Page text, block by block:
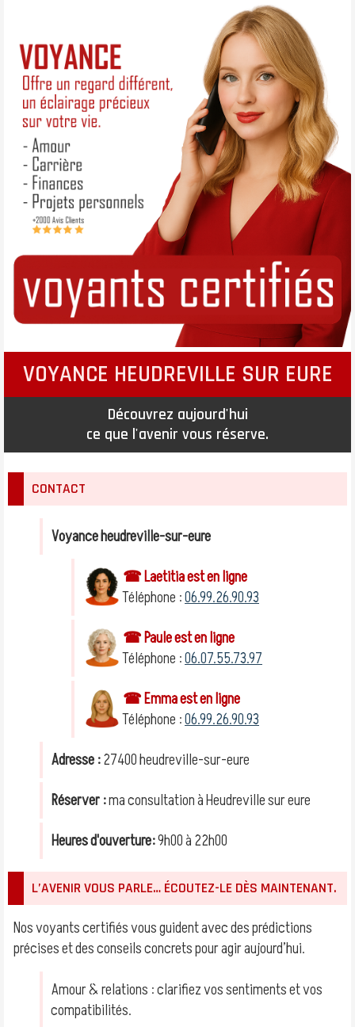
VOYANCE HEUDREVILLE SUR EURE
Découvrez aujourd'hui
ce que l'avenir vous réserve.
CONTACT
Voyance heudreville-sur-eure
☎ Laetitia est en ligne
Téléphone :06.99.26.90.93
☎ Paule est en ligne
Téléphone :06.07.55.73.97
☎ Emma est en ligne
Téléphone :06.99.26.90.93
Adresse :27400 heudreville-sur-eure
Réserver :ma consultation à Heudreville sur eure
Heures d'ouverture:9h00 à 22h00
L’AVENIR VOUS PARLE… ÉCOUTEZ-LE DÈS MAINTENANT.
Nos voyants certifiés vous guident avec des prédictions
précises et des conseils concrets pour agir aujourd’hui.
Amour & relations : clarifiez vos sentiments et vos
compatibilités.